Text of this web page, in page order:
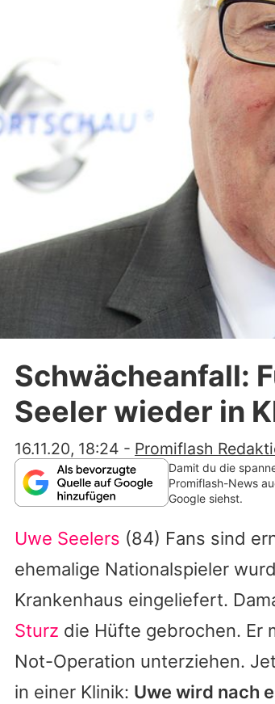
Alle
Schwächeanfall:
Seeler wieder in
16.11.20, 18:24 - Promiflash
Damit du die
Promiflash-News
Google siehst.
Uwe Seelers (84) Fans sind
ehemalige Nationalspieler
Krankenhaus eingeliefert.
Sturz die Hüfte gebrochen. Er
Not-Operation unterziehen.
in einer Klinik: Uwe wird nach